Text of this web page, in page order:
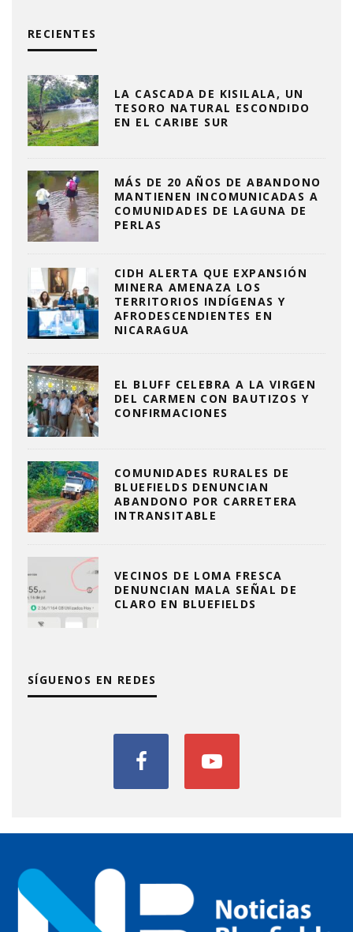
RECIENTES
LA CASCADA DE KISILALA, UN
TESORO NATURAL ESCONDIDO
EN EL CARIBE SUR
MÁS DE 20 AÑOS DE ABANDONO
MANTIENEN INCOMUNICADAS A
COMUNIDADES DE LAGUNA DE
PERLAS
CIDH ALERTA QUE EXPANSIÓN
MINERA AMENAZA LOS
TERRITORIOS INDÍGENAS Y
AFRODESCENDIENTES EN
NICARAGUA
EL BLUFF CELEBRA A LA VIRGEN
DEL CARMEN CON BAUTIZOS Y
CONFIRMACIONES
COMUNIDADES RURALES DE
BLUEFIELDS DENUNCIAN
ABANDONO POR CARRETERA
INTRANSITABLE
VECINOS DE LOMA FRESCA
DENUNCIAN MALA SEÑAL DE
CLARO EN BLUEFIELDS
SÍGUENOS EN REDES